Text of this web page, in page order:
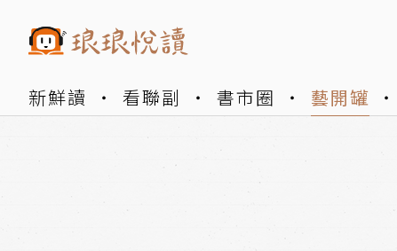
新鮮讀 看聯副 書市圈 藝開罐